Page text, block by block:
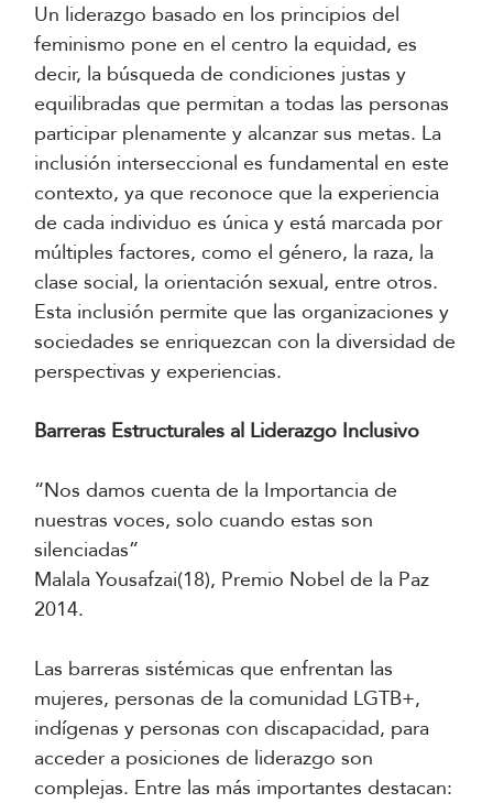
Un liderazgo basado en los principios del
feminismo pone en el centro la equidad, es
decir, la búsqueda de condiciones justas y
equilibradas que permitan a todas las personas
participar plenamente y alcanzar sus metas. La
inclusión interseccional es fundamental en este
contexto, ya que reconoce que la experiencia
de cada individuo es única y está marcada por
múltiples factores, como el género, la raza, la
clase social, la orientación sexual, entre otros.
Esta inclusión permite que las organizaciones y
sociedades se enriquezcan con la diversidad de
perspectivas y experiencias.
Barreras Estructurales al Liderazgo Inclusivo
“Nos damos cuenta de la Importancia de
nuestras voces, solo cuando estas son
silenciadas”
Malala Yousafzai(18), Premio Nobel de la Paz
2014.
Las barreras sistémicas que enfrentan las
mujeres, personas de la comunidad LGTB+,
indígenas y personas con discapacidad, para
acceder a posiciones de liderazgo son
complejas. Entre las más importantes destacan: